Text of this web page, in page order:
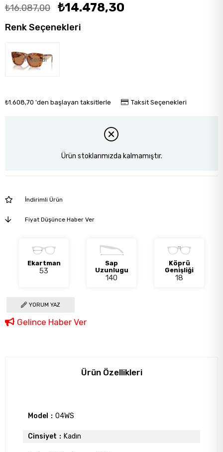
₺16.087,00 ₺14.478,30
Renk Seçenekleri
Tükendi
₺1.608,70 'den başlayan taksitlerle Taksit Seçenekleri
Ürün stoklarımızda kalmamıştır.
İndirimli Ürün
Fiyat Düşünce Haber Ver
Ekartman
53
Sap
Uzunlugu
140
Köprü
Genişliği
18
YORUM YAZ
Gelince Haber Ver
Ürün Özellikleri
Model 04WS
Cinsiyet Kadın